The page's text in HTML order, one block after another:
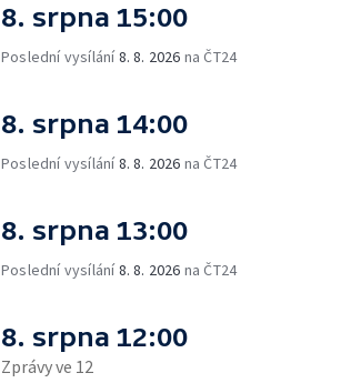
8. srpna 15:00
Poslední vysílání8. 8. 2026 na ČT24
8. srpna 14:00
Poslední vysílání8. 8. 2026 na ČT24
8. srpna 13:00
Poslední vysílání8. 8. 2026 na ČT24
8. srpna 12:00
Zprávy ve 12